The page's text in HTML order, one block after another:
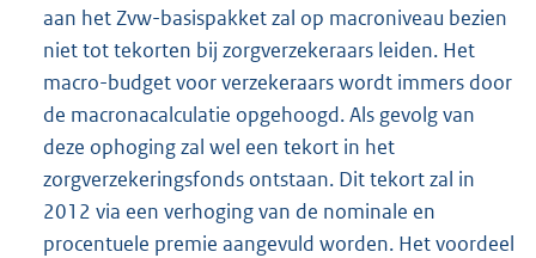
aan het Zvw-basispakket zal op macroniveau bezien
niet tot tekorten bij zorgverzekeraars leiden. Het
macro-budget voor verzekeraars wordt immers door
de macronacalculatie opgehoogd. Als gevolg van
deze ophoging zal wel een tekort in het
zorgverzekeringsfonds ontstaan. Dit tekort zal in
2012 via een verhoging van de nominale en
procentuele premie aangevuld worden. Het voordeel